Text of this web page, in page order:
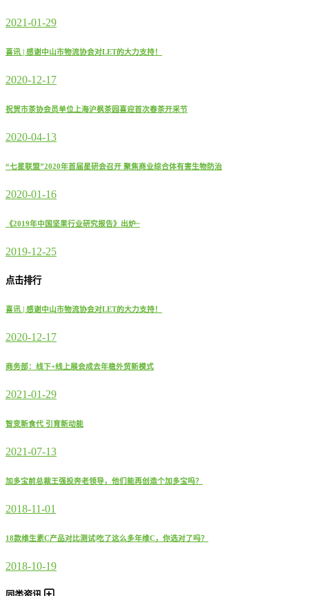
2021-01-29
喜讯 | 感谢中山市物流协会对LET的大力支持！
2020-12-17
祝贺市茶协会员单位上海沪枫茶园喜迎首次春茶开采节
2020-04-13
“七星联盟”2020年首届星研会召开 聚焦商业综合体有害生物防治
2020-01-16
《2019年中国坚果行业研究报告》出炉~
2019-12-25
点击排行
喜讯 | 感谢中山市物流协会对LET的大力支持！
2020-12-17
商务部：线下+线上展会成去年稳外贸新模式
2021-01-29
智变新食代 引育新动能
2021-07-13
加多宝前总裁王强投奔老领导，他们能再创造个加多宝吗？
2018-11-01
18款维生素C产品对比测试|吃了这么多年维C，你选对了吗？
2018-10-19